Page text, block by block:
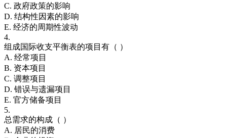
C. 政府政策的影响
D. 结构性因素的影响
E. 经济的周期性波动
4.
组成国际收支平衡表的项目有（ ）
A. 经常项目
B. 资本项目
C. 调整项目
D. 错误与遗漏项目
E. 官方储备项目
5.
总需求的构成（ ）
A. 居民的消费